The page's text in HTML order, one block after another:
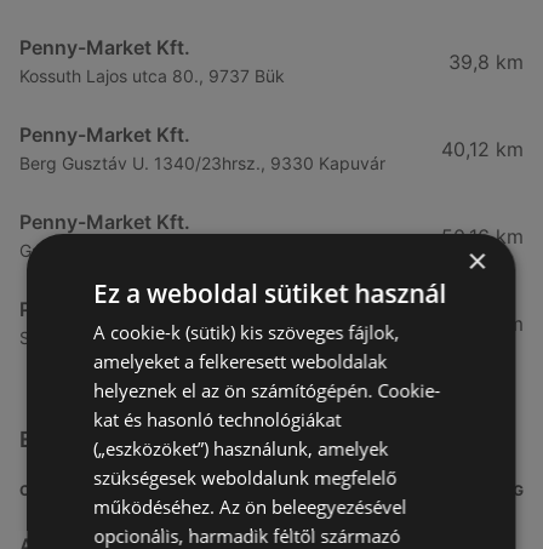
Penny-Market Kft.
Kossuth Lajos utca 80., 9737 Bük
39,8 km
Penny-Market Kft.
Berg Gusztáv U. 1340/23hrsz., 9330 Kapuvár
40,12 km
Penny-Market Kft.
Gazdag Erzsi U. 12. 12., 9700 Szombathely
50,16 km
Penny-Market Kft.
Sárvár U. 1. 1., 9700, 9700 Szombathely
51,13 km
Egyéb Szupermarketek üzletek a közelben
CÍM TÁVOLSÁG
×
Ez a weboldal sütiket használ
A cookie-k (sütik) kis szöveges fájlok,
amelyeket a felkeresett weboldalak
helyeznek el az ön számítógépén. Cookie-
kat és hasonló technológiákat
(„eszközöket”) használunk, amelyek
szükségesek weboldalunk megfelelő
működéséhez. Az ön beleegyezésével
opcionális, harmadik féltől származó